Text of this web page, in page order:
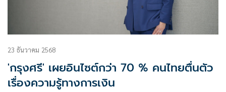
23 ธันวาคม 2568
'กรุงศรี' เผยอินไซต์กว่า 70 % คนไทยตื่นตัว
เรื่องความรู้ทางการเงิน